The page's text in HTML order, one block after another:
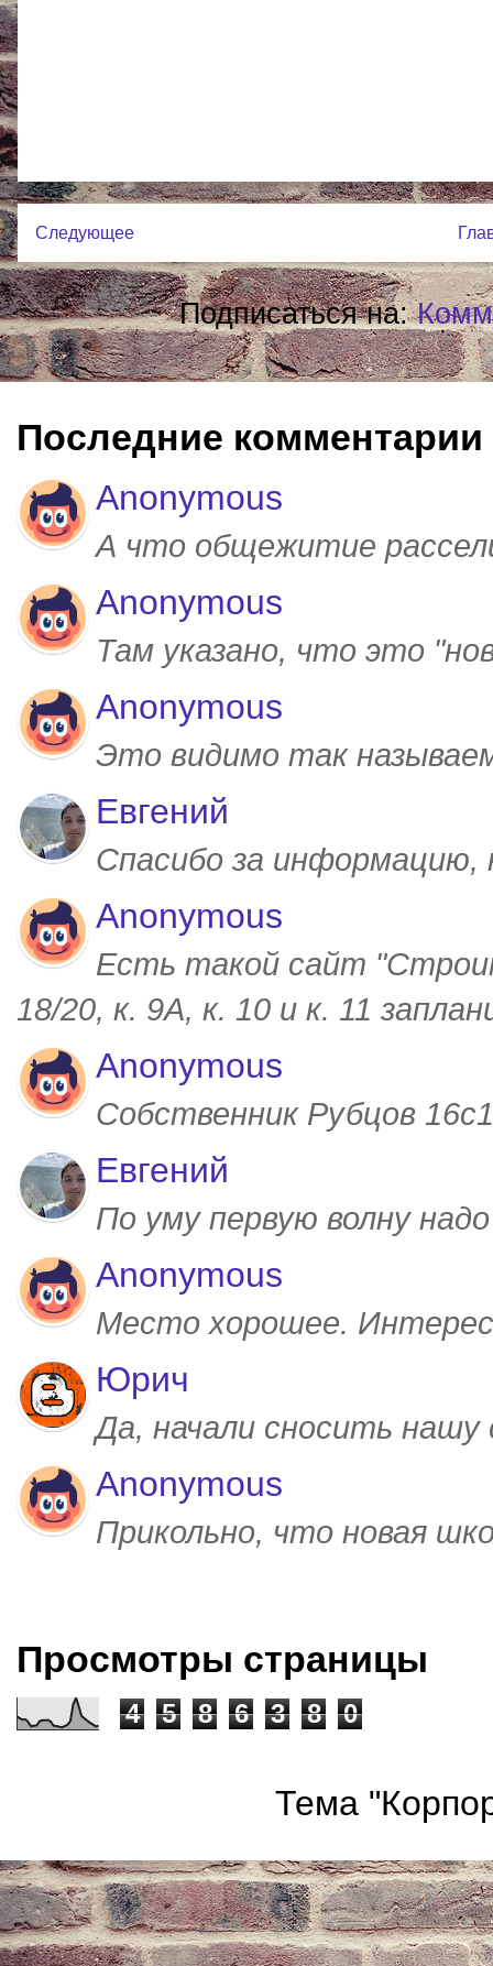
Следующее
Подписаться на:
Последние комментарии
Anonymous
А что общежитие
Anonymous
Там указано, что это
Anonymous
Это видимо так
Евгений
Спасибо за
Anonymous
Есть такой сайт
18/20, к. 9А, к. 10 и к. 11
Anonymous
Собственник Рубцов
Евгений
По уму первую волну
Anonymous
Место хорошее.
Юрич
Да, начали сносить
Anonymous
Прикольно, что новая
Просмотры страницы
4 5 8 6 3 8 0
Тема